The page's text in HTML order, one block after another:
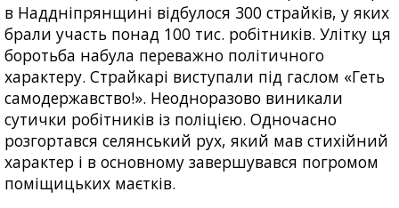
в Наддніпрянщині відбулося 300 страйків, у яких
брали участь понад 100 тис. робітників. Улітку ця
боротьба набула переважно політичного
характеру. Страйкарі виступали під гаслом «Геть
самодержавство!». Неодноразово виникали
сутички робітників із поліцією. Одночасно
розгортався селянський рух, який мав стихійний
характер і в основному завершувався погромом
поміщицьких маєтків.